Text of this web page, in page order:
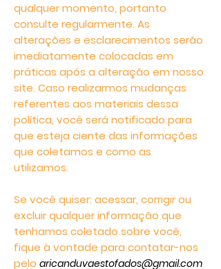
qualquer momento, portanto
consulte regularmente. As
alterações e esclarecimentos serão
imediatamente colocadas em
práticas após a alteração em nosso
site. Caso realizarmos mudanças
referentes aos materiais dessa
política, você será notificado para
que esteja ciente das informações
que coletamos e como as
utilizamos.
Se você quiser: acessar, corrigir ou
excluir qualquer informação que
tenhamos coletado sobre você,
fique à vontade para contatar-nos
pelo aricanduvaestofados@gmail.com